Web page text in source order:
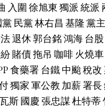
入圍徐旭東獨派統派
黨民黨林右昌 基隆黨
退休郭台銘鴻海台股
賭債拖吊 咖啡火燒車
食藥署台鐵中颱稅改
獨家軍公教 加薪署長
瓦斯國慶張忠謀杜特蒂